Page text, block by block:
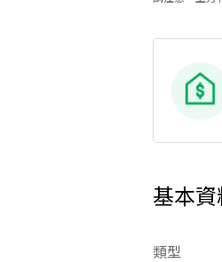
基本
類型